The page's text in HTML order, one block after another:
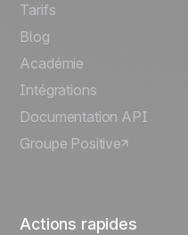
Português
Italiano
Deutsch
Tarifs
Blog
Académie
Intégrations
Documentation API
Groupe Positive
Actions rapides